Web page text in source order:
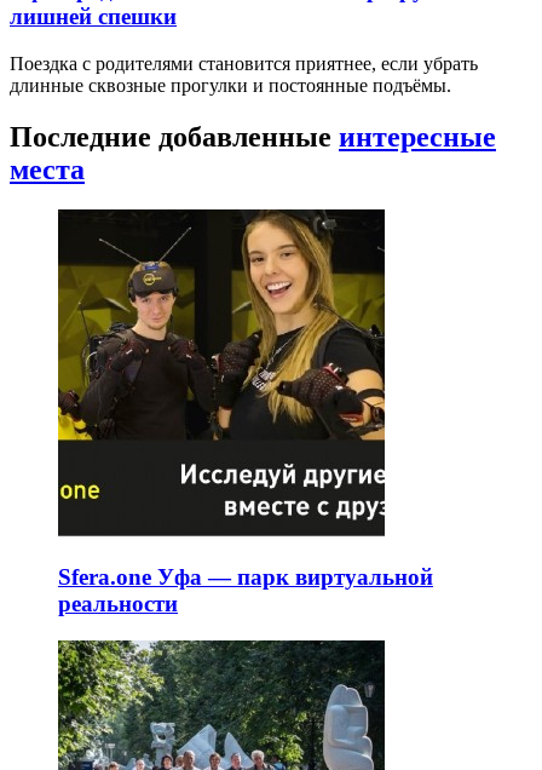
лишней спешки
Поездка с родителями становится приятнее, если убрать
длинные сквозные прогулки и постоянные подъёмы.
Последние добавленные интересные
места
Sfera.one Уфа — парк виртуальной
реальности